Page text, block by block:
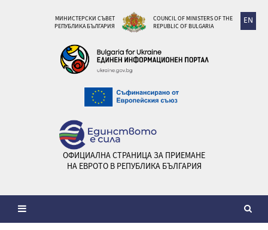
EN
МИНИСТЕРСКИ СЪВЕТ
РЕПУБЛИКА БЪЛГАРИЯ
COUNCIL OF MINISTERS OF THE
REPUBLIC OF BULGARIA
ОФИЦИАЛНА СТРАНИЦА ЗА ПРИЕМАНЕ
НА ЕВРОТО В РЕПУБЛИКА БЪЛГАРИЯ